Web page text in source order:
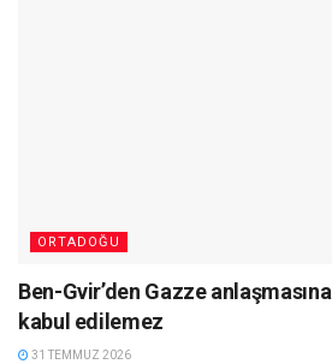
ORTADOĞU
Ben-Gvir’den Gazze
kabul edilemez
31 TEMMUZ 2026